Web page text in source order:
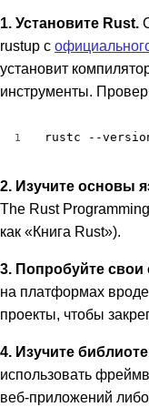
1. Установите Rust.
rustup с
установит
инструменты.
1 rustc --
2. Изучите основы
The Rust
как «Книга Rust»).
3. Попробуйте свои
на платформах
проекты, чтобы
4. Изучите
использовать
веб-приложений